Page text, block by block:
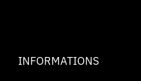
INFORMATIONS